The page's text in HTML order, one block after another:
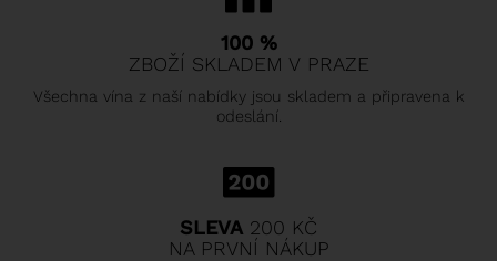
100 %
ZBOŽÍ SKLADEM V PRAZE
Všechna vína z naší nabídky jsou skladem a připravena k
odeslání.
SLEVA 200 KČ
NA PRVNÍ NÁKUP